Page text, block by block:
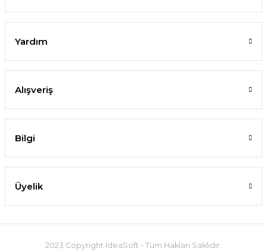
Yardım
Alışveriş
Bilgi
Üyelik
2023 Copyright IdeaSoft - Tüm Hakları Saklıdır.